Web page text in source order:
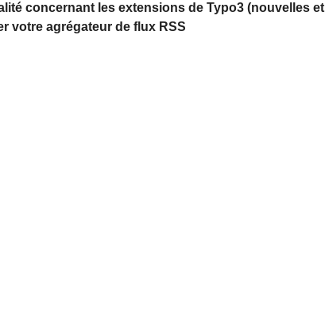
concernant les extensions de Typo3 (nouvelles et
votre agrégateur de flux RSS